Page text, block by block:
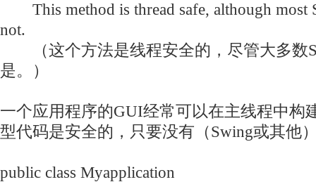
This method is thread safe, although most
not.
（这个方法是线程安全的，尽管大多数
是。）
一个应用程序的GUI经常可以在主线程中构
型代码是安全的，只要没有（Swing或其他
public class Myapplication